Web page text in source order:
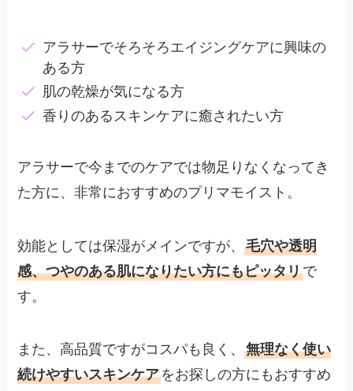
アラサーでそろそろエイジングケアに興味の
ある方
肌の乾燥が気になる方
香りのあるスキンケアに癒されたい方
アラサーで今までのケアでは物足りなくなってき
た方に、非常におすすめのプリマモイスト。
効能としては保湿がメインですが、毛穴や透明
感、つやのある肌になりたい方にもピッタリで
す。
また、高品質ですがコスパも良く、無理なく使い
続けやすいスキンケアをお探しの方にもおすすめ